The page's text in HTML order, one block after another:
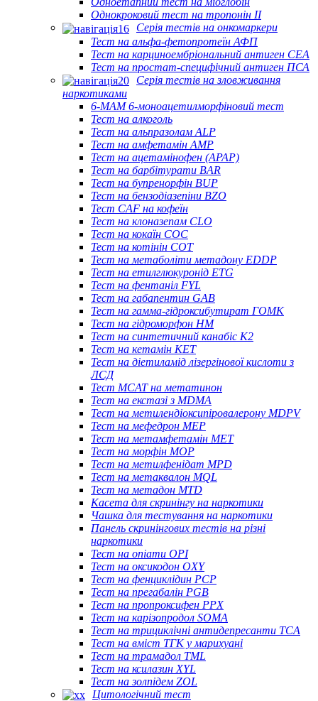
Однокроковий тест на тропонін II
Серія тестів на онкомаркери
Тест на альфа-фетопротеїн АФП
Тест на карциноембріональний антиген CEA
Тест на простат-специфічний антиген ПСА
Серія тестів на зловживання
наркотиками
6-MAM 6-моноацетилморфіновий тест
Тест на алкоголь
Тест на альпразолам ALP
Тест на амфетамін AMP
Тест на ацетамінофен (APAP)
Тест на барбітурати BAR
Тест на бупренорфін BUP
Тест на бензодіазепіни BZO
Тест CAF на кофеїн
Тест на клоназепам CLO
Тест на кокаїн COC
Тест на котінін COT
Тест на метаболіти метадону EDDP
Тест на етилглюкуронід ETG
Тест на фентаніл FYL
Тест на габапентин GAB
Тест на гамма-гідроксибутират ГОМК
Тест на гідроморфон HM
Тест на синтетичний канабіс K2
Тест на кетамін KET
Тест на діетиламід лізергінової кислоти з
ЛСД
Тест MCAT на метатинон
Тест на екстазі з MDMA
Тест на метилендіоксипіровалерону MDPV
Тест на мефедрон MEP
Тест на метамфетамін MET
Тест на морфін MOP
Тест на метилфенідат MPD
Тест на метаквалон MQL
Тест на метадон MTD
Касета для скринінгу на наркотики
Чашка для тестування на наркотики
Панель скринінгових тестів на різні
наркотики
Тест на опіати OPI
Тест на оксикодон OXY
Тест на фенциклідин PCP
Тест на прегабалін PGB
Тест на пропроксифен PPX
Тест на карізопродол SOMA
Тест на трициклічні антидепресанти TCA
Тест на вміст ТГК у марихуані
Тест на трамадол TML
Тест на ксилазин XYL
Тест на золпідем ZOL
Цитологічний тест